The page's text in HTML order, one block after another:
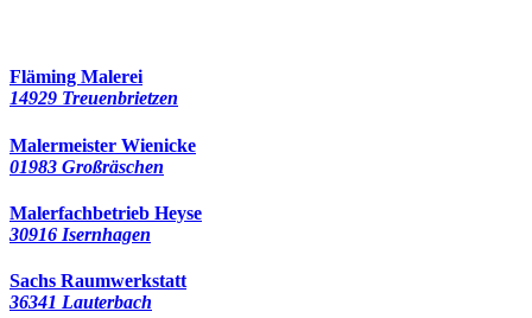
Fläming Malerei
14929 Treuenbrietzen
Malermeister Wienicke
01983 Großräschen
Malerfachbetrieb Heyse
30916 Isernhagen
Sachs Raumwerkstatt
36341 Lauterbach